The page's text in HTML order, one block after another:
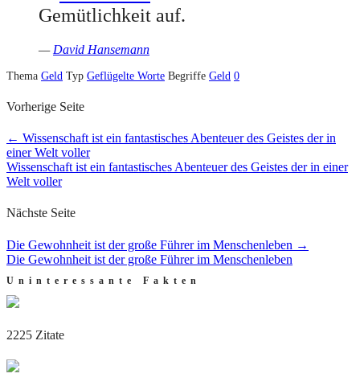
Gemütlichkeit auf.
— David Hansemann
Thema Geld Typ Geflügelte Worte Begriffe Geld 0
Vorherige Seite
← Wissenschaft ist ein fantastisches Abenteuer des Geistes der in
einer Welt voller
Wissenschaft ist ein fantastisches Abenteuer des Geistes der in einer
Welt voller
Nächste Seite
Die Gewohnheit ist der große Führer im Menschenleben →
Die Gewohnheit ist der große Führer im Menschenleben
Uninteressante Fakten
2225 Zitate